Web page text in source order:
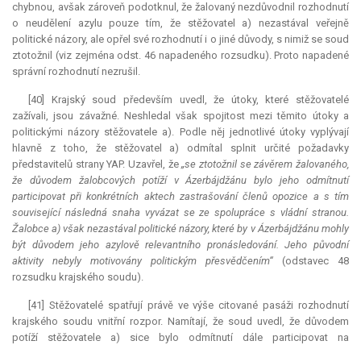
chybnou, avšak zároveň podotknul, že žalovaný nezdůvodnil rozhodnutí
o neudělení azylu pouze tím, že stěžovatel a) nezastával veřejně
politické názory, ale opřel své rozhodnutí i o jiné důvody, s nimiž se soud
ztotožnil (viz zejména odst. 46 napadeného rozsudku). Proto napadené
správní rozhodnutí nezrušil.
[40] Krajský soud především uvedl, že útoky, které stěžovatelé
zažívali, jsou závažné. Neshledal však spojitost mezi těmito útoky a
politickými názory stěžovatele a). Podle něj jednotlivé útoky vyplývají
hlavně z toho, že stěžovatel a) odmítal splnit určité požadavky
představitelů strany YAP. Uzavřel, že„se ztotožnil se závěrem žalovaného,
že důvodem žalobcových potíží v Ázerbájdžánu bylo jeho odmítnutí
participovat při konkrétních aktech zastrašování členů opozice a s tím
související následná snaha vyvázat se ze spolupráce s vládní stranou.
Žalobce a) však nezastával politické názory, které by v Ázerbájdžánu mohly
být důvodem jeho azylově relevantního pronásledování. Jeho původní
aktivity nebyly motivovány politickým přesvědčením“ (odstavec 48
rozsudku krajského soudu).
[41] Stěžovatelé spatřují právě ve výše citované pasáži rozhodnutí
krajského soudu vnitřní rozpor. Namítají, že soud uvedl, že důvodem
potíží stěžovatele a) sice bylo odmítnutí dále participovat na